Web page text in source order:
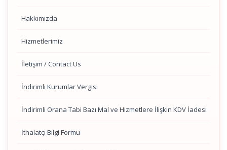
Hakkımızda
Hizmetlerimiz
İletişim / Contact Us
İndirimli Kurumlar Vergisi
İndirimli Orana Tabi Bazı Mal ve Hizmetlere İlişkin KDV İadesi
İthalatçı Bilgi Formu